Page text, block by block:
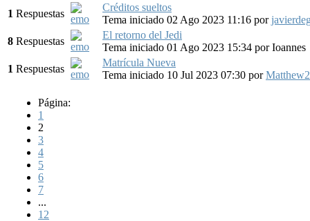
1 Respuestas
Créditos sueltos
Tema iniciado 02 Ago 2023 11:16 por
8 Respuestas
El retorno del Jedi
Tema iniciado 01 Ago 2023 15:34 porIoannes
1 Respuestas
Matrícula Nueva
Tema iniciado 10 Jul 2023 07:30 por
Página:
1
2
3
4
5
6
7
...
12